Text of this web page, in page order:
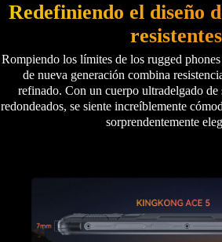
Redefiniendo el diseño
resistentes
Rompiendo los límites de los rugged
de nueva generación combina
refinado. Con un cuerpo ultradelgado
redondeados, se siente increíblemente
sorprendentemente